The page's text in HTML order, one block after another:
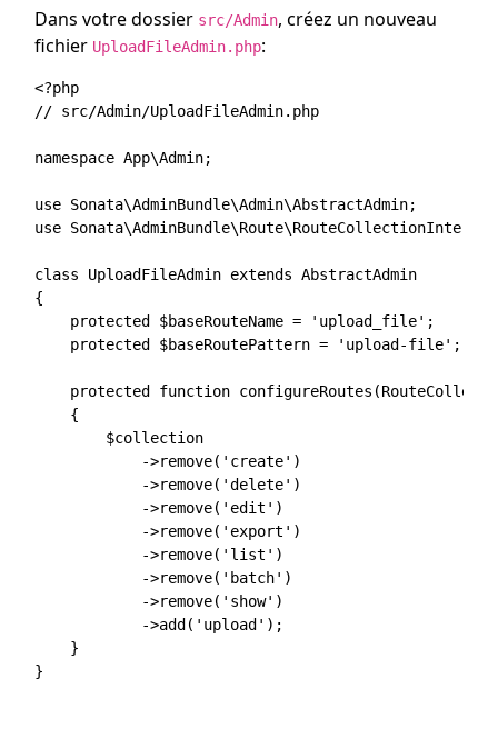
Dans votre dossier src/Admin, créez un nouveau
fichier UploadFileAdmin.php:
<?php
// src/Admin/UploadFileAdmin.php
namespace App\Admin;
use Sonata\AdminBundle\Admin\AbstractAdmin;
use
class UploadFileAdmin extends AbstractAdmin
{
    protected $baseRouteName = 'upload_file';
    protected $baseRoutePattern = 'upload-file';
protected function
    {
        $collection
            ->remove('create')
            ->remove('delete')
            ->remove('edit')
            ->remove('export')
            ->remove('list')
            ->remove('batch')
            ->remove('show')
            ->add('upload');
    }
}